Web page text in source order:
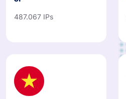
487.067 IPs